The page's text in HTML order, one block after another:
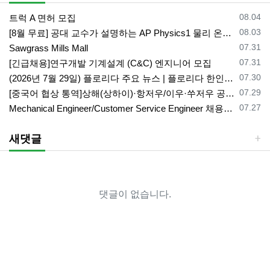
등록일
08.04
트럭 A 면허 모집
등록일
08.03
[8월 무료] 공대 교수가 설명하는 AP Physics1 물리 온라인 강의
등록일
07.31
Sawgrass Mills Mall
등록일
07.31
[긴급채용]연구개발 기계설계 (C&C) 엔지니어 모집
등록일
07.30
(2026년 7월 29일) 플로리다 주요 뉴스 | 플로리다 한인 닷컴
등록일
07.29
[중국어 협상 통역]상해(상하이)·항저우/이우·쑤저우 공급·제조 업체,공장 미팅 & 전시회 한중 원어민 프리랜서 비즈니스 통역사
등록일
07.27
Mechanical Engineer/Customer Service Engineer 채용중입니다.
새댓글
댓글이 없습니다.